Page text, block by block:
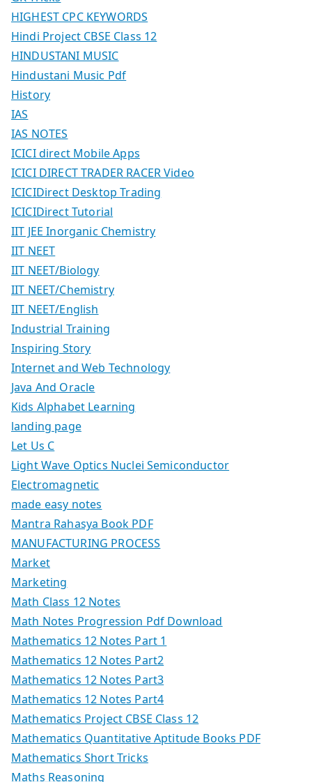
HIGHEST CPC KEYWORDS
Hindi Project CBSE Class 12
HINDUSTANI MUSIC
Hindustani Music Pdf
History
IAS
IAS NOTES
ICICI direct Mobile Apps
ICICI DIRECT TRADER RACER Video
ICICIDirect Desktop Trading
ICICIDirect Tutorial
IIT JEE Inorganic Chemistry
IIT NEET
IIT NEET/Biology
IIT NEET/Chemistry
IIT NEET/English
Industrial Training
Inspiring Story
Internet and Web Technology
Java And Oracle
Kids Alphabet Learning
landing page
Let Us C
Light Wave Optics Nuclei Semiconductor
Electromagnetic
made easy notes
Mantra Rahasya Book PDF
MANUFACTURING PROCESS
Market
Marketing
Math Class 12 Notes
Math Notes Progression Pdf Download
Mathematics 12 Notes Part 1
Mathematics 12 Notes Part2
Mathematics 12 Notes Part3
Mathematics 12 Notes Part4
Mathematics Project CBSE Class 12
Mathematics Quantitative Aptitude Books PDF
Mathematics Short Tricks
Maths Reasoning